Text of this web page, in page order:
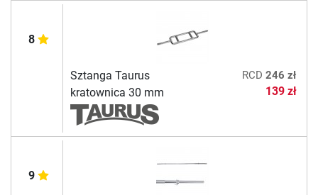
8
Sztanga Taurus
kratownica 30 mm
RCD 246 zł
139 zł
9